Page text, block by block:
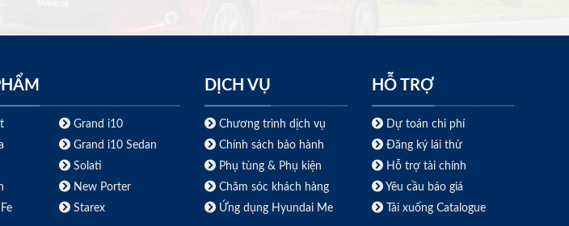
Grand i10
Grand i10 Sedan
Solati
New Porter
Starex
DỊCH VỤ
Chương trình dịch vụ
Chính sách bảo hành
Phụ tùng & Phụ kiện
Chăm sóc khách hàng
Ứng dụng Hyundai Me
HỖ TRỢ
Dự toán chi phí
Đăng ký lái thử
Hỗ trợ tài chính
Yêu cầu báo giá
Tải xuống Catalogue